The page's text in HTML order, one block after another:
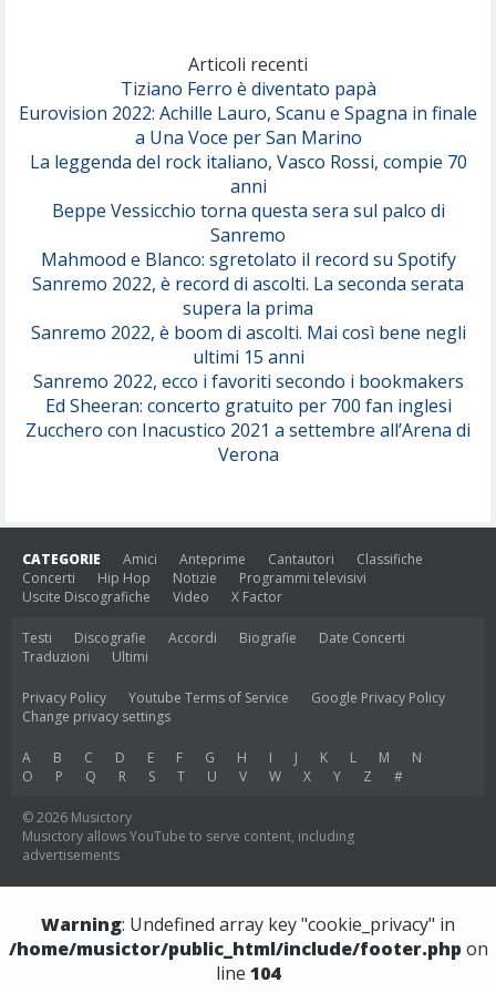
Serenamente
Articoli recenti
Tiziano Ferro è diventato papà
Eurovision 2022: Achille Lauro, Scanu e Spagna in finale
a Una Voce per San Marino
La leggenda del rock italiano, Vasco Rossi, compie 70
anni
Beppe Vessicchio torna questa sera sul palco di
Sanremo
Mahmood e Blanco: sgretolato il record su Spotify
Sanremo 2022, è record di ascolti. La seconda serata
supera la prima
Sanremo 2022, è boom di ascolti. Mai così bene negli
ultimi 15 anni
Sanremo 2022, ecco i favoriti secondo i bookmakers
Ed Sheeran: concerto gratuito per 700 fan inglesi
Zucchero con Inacustico 2021 a settembre all’Arena di
Verona
CATEGORIE Amici Anteprime Cantautori
Classifiche
Concerti
Hip Hop Notizie
Programmi televisivi
Uscite Discografiche
Video X Factor
Testi Discografie Accordi Biografie
Date Concerti
Traduzioni
Ultimi
Privacy Policy Youtube Terms of Service
Google Privacy Policy
Change privacy settings
A B C D E F G H I J K L M
N
O
P Q R S T U V W X Y Z #
© 2026 Musictory
Musictory allows YouTube to serve content, including
advertisements
Warning: Undefined array key "cookie_privacy" in
/home/musictor/public_html/include/footer.php on
line 104